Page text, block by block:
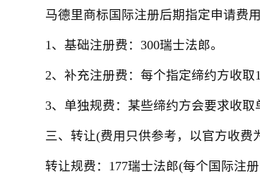
马德里商标国际注册后期指定申请费用
1、基础注册费：300瑞士法郎。
2、补充注册费：每个指定缔约方收取
3、单独规费：某些缔约方会要求收取
三、转让(费用只供参考，以官方收费
转让规费：177瑞士法郎(每个国际注